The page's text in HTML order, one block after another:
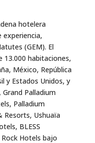
hotelera
experiencia,
(GEM). El
13.000 habitaciones,
México, República
y Estados Unidos, y
Palladium
Palladium
Resorts, Ushuaïa
BLESS
Hotels bajo